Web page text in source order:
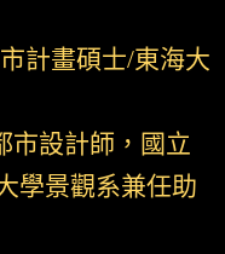
計畫碩士/東海大
設計師，國立
學景觀系兼任助